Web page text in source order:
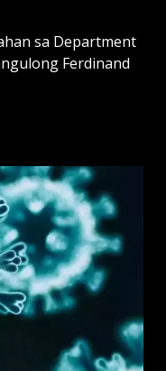
sa Department
Ferdinand